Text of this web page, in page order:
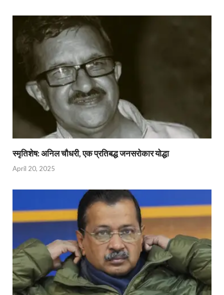
स्मृतिशेष: अनिल चौधरी, एक प्रतिबद्ध जनसरोकार योद्धा​
April 20, 2025